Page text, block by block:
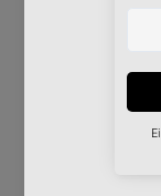
Schweiz
Senegal
Seychellen